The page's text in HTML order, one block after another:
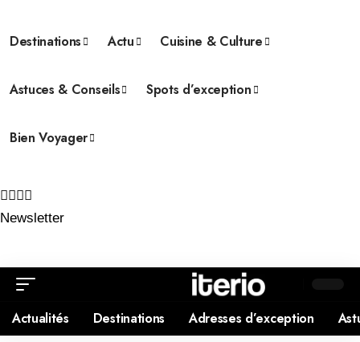
Destinations Actu Cuisine & Culture
Astuces & Conseils Spots d’exception
Bien Voyager
Newsletter
Actualités Destinations Adresses d’exception